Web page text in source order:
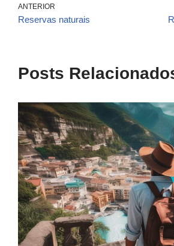
ANTERIOR
Reservas naturais
Posts